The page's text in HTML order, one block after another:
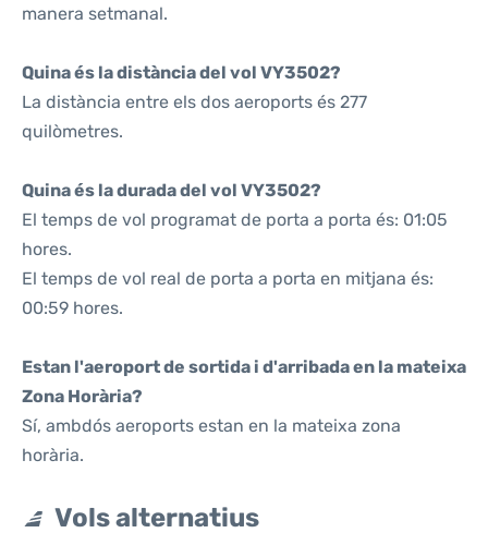
manera setmanal.
Quina és la distància del vol VY3502?
La distància entre els dos aeroports és 277
quilòmetres.
Quina és la durada del vol VY3502?
El temps de vol programat de porta a porta és: 01:05
hores.
El temps de vol real de porta a porta en mitjana és:
00:59 hores.
Estan l'aeroport de sortida i d'arribada en la mateixa
Zona Horària?
Sí, ambdós aeroports estan en la mateixa zona
horària.
Vols alternatius